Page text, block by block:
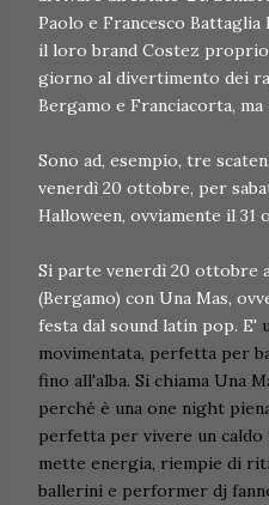
Paolo e Francesco Battaglia
il loro brand Costez
giorno al divertimento dei
Bergamo e Franciacorta, ma
Sono ad, esempio, tre
venerdì 20 ottobre, per
Halloween, ovviamente il 31
Si parte venerdì 20 ottobre
(Bergamo) con Una Mas,
festa dal sound latin pop. E'
movimentata, perfetta per
fino all'alba. Si chiama Una
perché è una one night
perfetta per vivere un
mette energia, riempie di
ballerini e performer dj